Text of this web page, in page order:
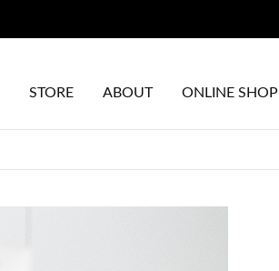
STORE ABOUT ONLINE SHOP